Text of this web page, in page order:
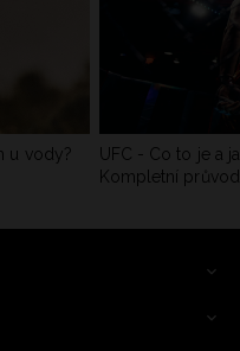
u vody?
UFC - Co to je a
Kompletní